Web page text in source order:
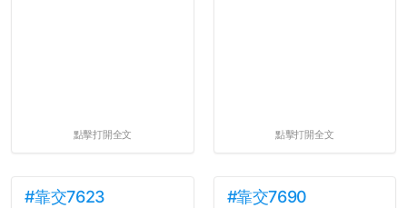
點擊打開全文 點擊打開全文
#靠交7623 #靠交7690